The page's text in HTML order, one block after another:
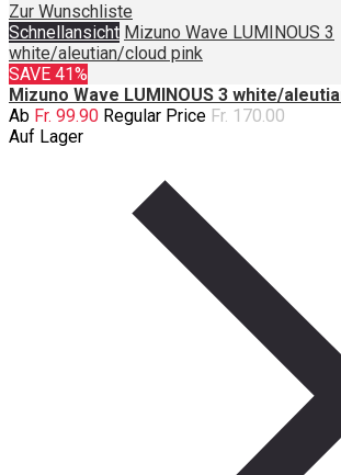
Zur Wunschliste
Schnellansicht Mizuno Wave LUMINOUS 3
white/aleutian/cloud pink
SAVE 41%
Mizuno Wave LUMINOUS 3 white/
Ab Fr. 99.90 Regular Price Fr. 170.00
Auf Lager